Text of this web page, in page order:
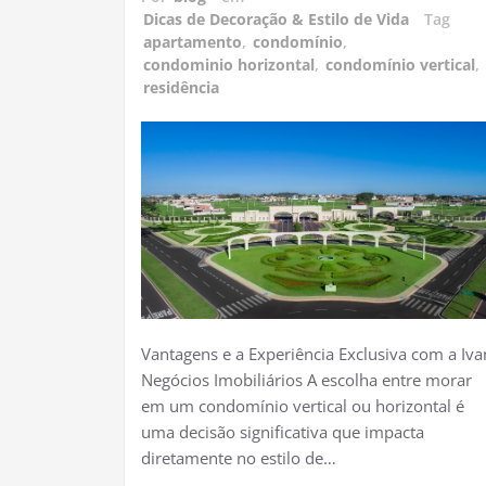
Dicas de Decoração & Estilo de Vida
Tag
apartamento, condomínio,
condominio horizontal, condomínio vertical,
residência
Vantagens e a Experiência Exclusiva com a
Negócios Imobiliários A escolha entre morar
em um condomínio vertical ou horizontal é
uma decisão significativa que impacta
diretamente no estilo de…